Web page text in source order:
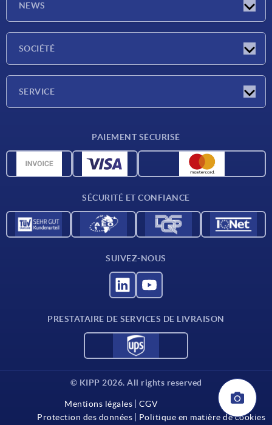
NEWS
SOCIÉTÉ
SERVICE
Données CAO
PAIEMENT SÉCURISÉ
SÉCURITÉ ET CONFIANCE
SUIVEZ-NOUS
PRESTATAIRE DE SERVICES DE LIVRAISON
© KIPP 2026. All rights reserved
Mentions légales
CGV
Protection des données
Politique en matière de cookies